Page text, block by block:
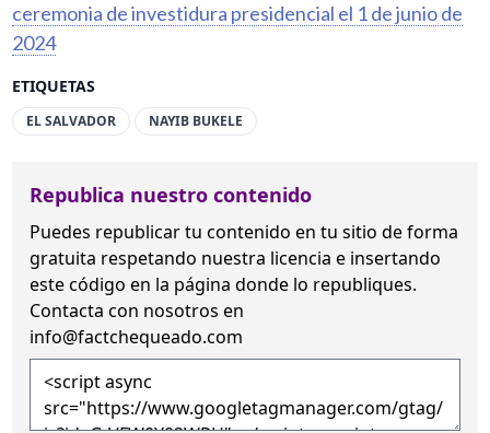
ETIQUETAS
EL SALVADOR NAYIB BUKELE
ceremonia de investidura presidencial el 1 de junio de
2024
Republica nuestro contenido
Puedes republicar tu contenido en tu sitio de forma
gratuita respetando nuestra licencia e insertando
este código en la página donde lo republiques.
Contacta con nosotros en
info@factchequeado.com